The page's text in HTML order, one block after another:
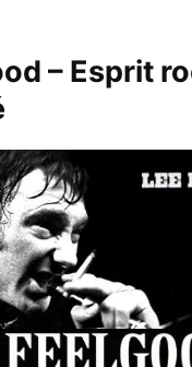
– Esprit